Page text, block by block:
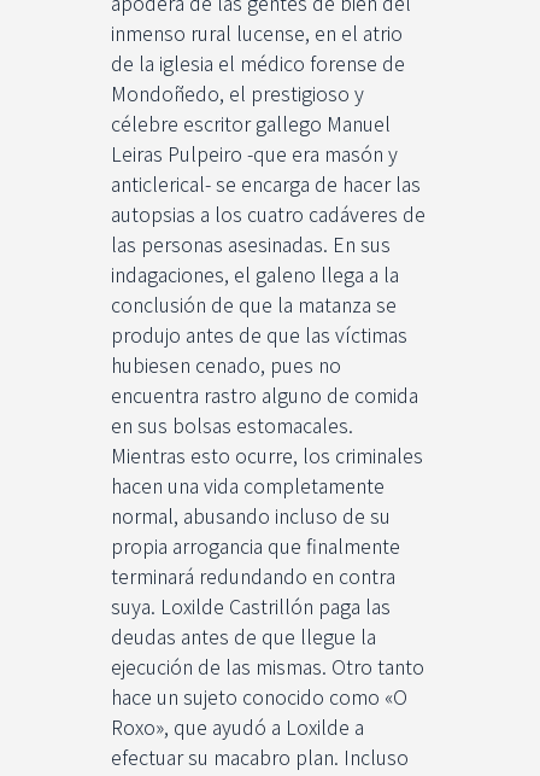
inmenso rural lucense, en el atrio
de la iglesia el médico forense de
Mondoñedo, el prestigioso y
célebre escritor gallego Manuel
Leiras Pulpeiro -que era masón y
anticlerical- se encarga de hacer las
autopsias a los cuatro cadáveres de
las personas asesinadas. En sus
indagaciones, el galeno llega a la
conclusión de que la matanza se
produjo antes de que las víctimas
hubiesen cenado, pues no
encuentra rastro alguno de comida
en sus bolsas estomacales.
Mientras esto ocurre, los criminales
hacen una vida completamente
normal, abusando incluso de su
propia arrogancia que finalmente
terminará redundando en contra
suya. Loxilde Castrillón paga las
deudas antes de que llegue la
ejecución de las mismas. Otro tanto
hace un sujeto conocido como «O
Roxo», que ayudó a Loxilde a
efectuar su macabro plan. Incluso